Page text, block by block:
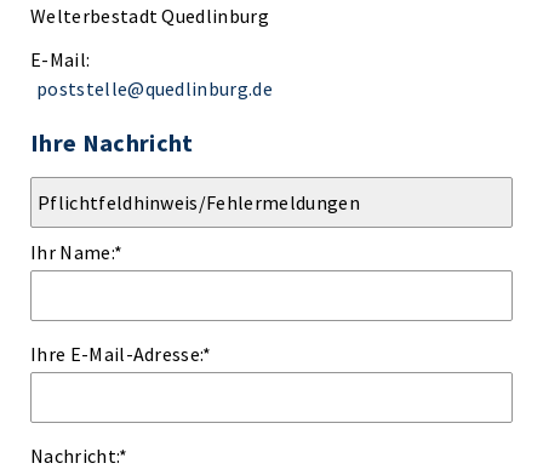
Welterbestadt Quedlinburg
E-Mail:
poststelle@quedlinburg.de
Ihre Nachricht
Ihr Name:*
Ihre E-Mail-Adresse:*
Nachricht:*